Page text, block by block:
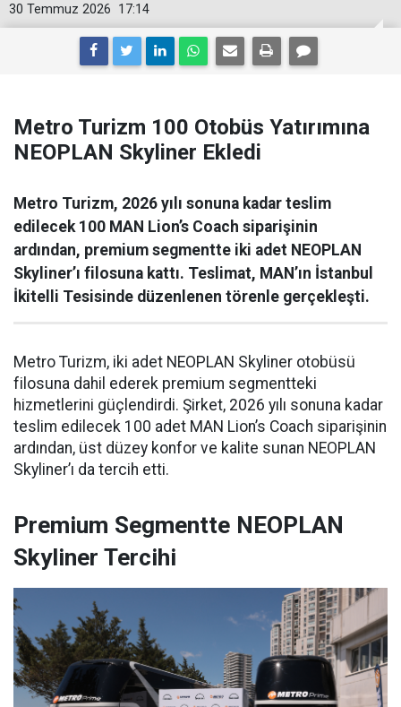
17:14
30 Temmuz 2026
Metro Turizm 100 Otobüs Yatırımına
NEOPLAN Skyliner Ekledi
Metro Turizm, 2026 yılı sonuna kadar teslim
edilecek 100 MAN Lion’s Coach siparişinin
ardından, premium segmentte iki adet NEOPLAN
Skyliner’ı filosuna kattı. Teslimat, MAN’ın İstanbul
İkitelli Tesisinde düzenlenen törenle gerçekleşti.
Metro Turizm, iki adet NEOPLAN Skyliner otobüsü
filosuna dahil ederek premium segmentteki
hizmetlerini güçlendirdi. Şirket, 2026 yılı sonuna kadar
teslim edilecek 100 adet MAN Lion’s Coach siparişinin
ardından, üst düzey konfor ve kalite sunan NEOPLAN
Skyliner’ı da tercih etti.
Premium Segmentte NEOPLAN
Skyliner Tercihi